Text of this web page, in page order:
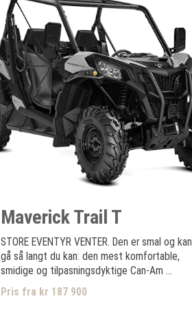
Maverick Trail T
STORE EVENTYR VENTER. Den er smal og kan
gå så langt du kan: den mest komfortable,
smidige og tilpasningsdyktige Can-Am ...
Pris fra kr 187 900